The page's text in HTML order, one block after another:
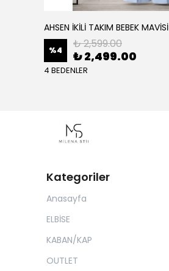
AHSEN İKİLİ TAKIM BEBEK MAVİSİ
%4 ₺ 2,599.00
₺ 2,499.00
4 BEDENLER
Kategoriler
Anasayfa
ELBİSE
KABAN/KAP
OUTLET